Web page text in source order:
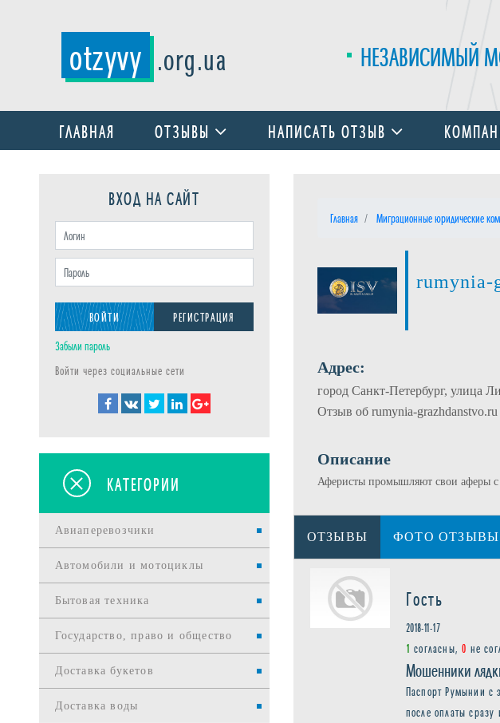
otzyvy .org.ua НЕЗАВИСИМЫЙ
ГЛАВНАЯ ОТЗЫВЫ НАПИСАТЬ ОТЗЫВ
ВХОД НА САЙТ
ВОЙТИ
РЕГИСТРАЦИЯ
Забыли пароль
Войти через социальные сети
КАТЕГОРИИ
Авиаперевозчики
Автомобили и мотоциклы
Бытовая техника
Государство, право и общество
Доставка букетов
Доставка воды
Главная Миграционные юридические
rumynia-
Адрес:
город Санкт-Петербург, улица
Отзыв об rumynia-grazhdanstvo.ru
Описание
Аферисты промышляют свои аферы с
ОТЗЫВЫ ФОТО ОТЗЫВЫ
Гость
2018-11-17
1согласны,0 не
Мошенники
Паспорт Румынии с
после оплаты